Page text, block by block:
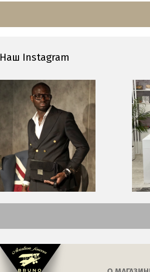
Наш Instagram